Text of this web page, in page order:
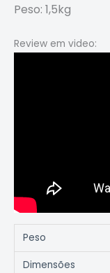
Peso: 1,5kg
Review em video:
Peso
Dimensões